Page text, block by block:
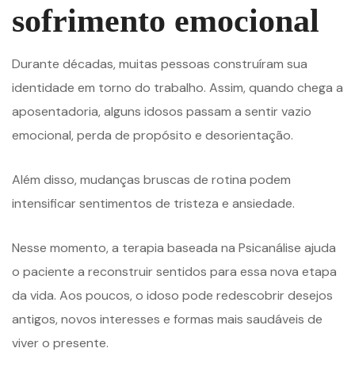
sofrimento emocional
Durante décadas, muitas pessoas construíram sua
identidade em torno do trabalho. Assim, quando chega a
aposentadoria, alguns idosos passam a sentir vazio
emocional, perda de propósito e desorientação.
Além disso, mudanças bruscas de rotina podem
intensificar sentimentos de tristeza e ansiedade.
Nesse momento, a terapia baseada na Psicanálise ajuda
o paciente a reconstruir sentidos para essa nova etapa
da vida. Aos poucos, o idoso pode redescobrir desejos
antigos, novos interesses e formas mais saudáveis de
viver o presente.